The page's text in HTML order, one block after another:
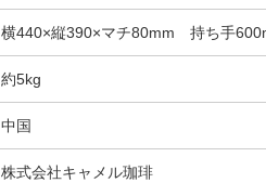
横440×縦390×マチ80mm 持ち手
約5kg
中国
株式会社キャメル珈琲